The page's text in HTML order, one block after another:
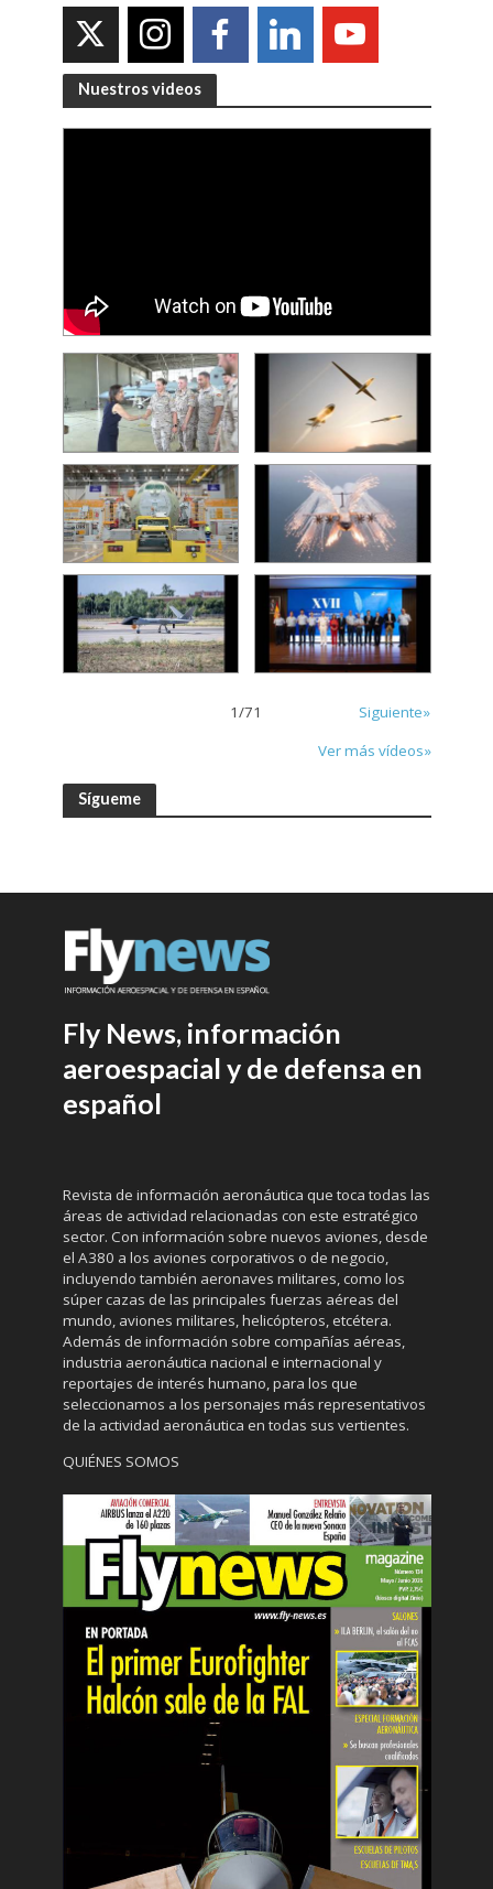
Nuestros videos
1/71
Siguiente»
Ver más vídeos»
Sígueme
Fly News, información
aeroespacial y de defensa en
español
Revista de información aeronáutica que toca todas las
áreas de actividad relacionadas con este estratégico
sector. Con información sobre nuevos aviones, desde
el A380 a los aviones corporativos o de negocio,
incluyendo también aeronaves militares, como los
súper cazas de las principales fuerzas aéreas del
mundo, aviones militares, helicópteros, etcétera.
Además de información sobre compañías aéreas,
industria aeronáutica nacional e internacional y
reportajes de interés humano, para los que
seleccionamos a los personajes más representativos
de la actividad aeronáutica en todas sus vertientes.
QUIÉNES SOMOS